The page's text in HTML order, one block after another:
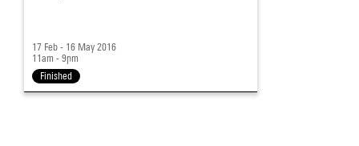
17 Feb - 16 May 2016
11am - 9pm
Finished